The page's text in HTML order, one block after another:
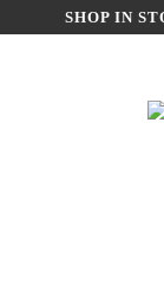
SHOP IN